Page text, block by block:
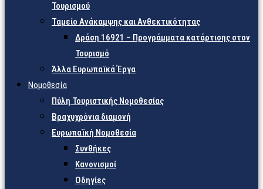
Τουρισμού
Ταμείο Ανάκαμψης και Ανθεκτικότητας
Δράση 16921 – Προγράμματα κατάρτισης στον
Τουρισμό
Άλλα Ευρωπαϊκά Έργα
Νομοθεσία
Πύλη Τουριστικής Νομοθεσίας
Βραχυχρόνια διαμονή
Ευρωπαϊκή Νομοθεσία
Συνθήκες
Κανονισμοί
Οδηγίες